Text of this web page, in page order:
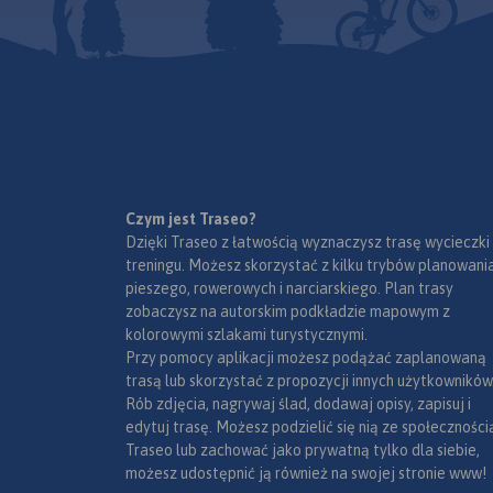
Czym jest Traseo?
Dzięki Traseo z łatwością wyznaczysz trasę wycieczki
treningu. Możesz skorzystać z kilku trybów
pieszego, rowerowych i narciarskiego. Plan trasy
zobaczysz na autorskim podkładzie mapowym z
kolorowymi szlakami turystycznymi.
Przy pomocy aplikacji możesz podążać zaplanowaną
trasą lub skorzystać z propozycji innych użytkowników.
Rób zdjęcia, nagrywaj ślad, dodawaj opisy, zapisuj i
edytuj trasę. Możesz podzielić się nią ze
Traseo lub zachować jako prywatną tylko dla siebie,
możesz udostępnić ją również na swojej stronie www!